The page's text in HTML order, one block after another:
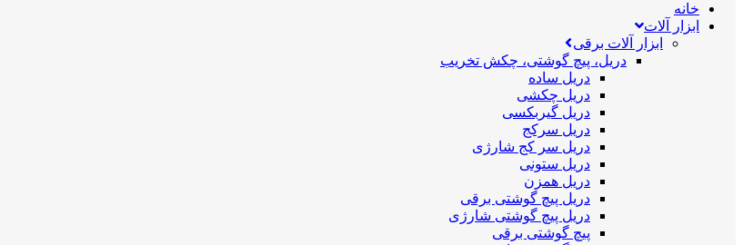
خانه
ابزار آلات
ابزار آلات برقی
دریل، پیچ گوشتی، چکش تخریب
دریل ساده
دریل چکشی
دریل گیربکسی
دریل سرکج
دریل سر کج شارژی
دریل ستونی
دریل همزن
دریل پیچ گوشتی برقی
دریل پیچ گوشتی شارژی
پیچ گوشتی برقی